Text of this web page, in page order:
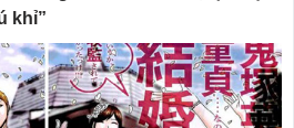
khỉ”